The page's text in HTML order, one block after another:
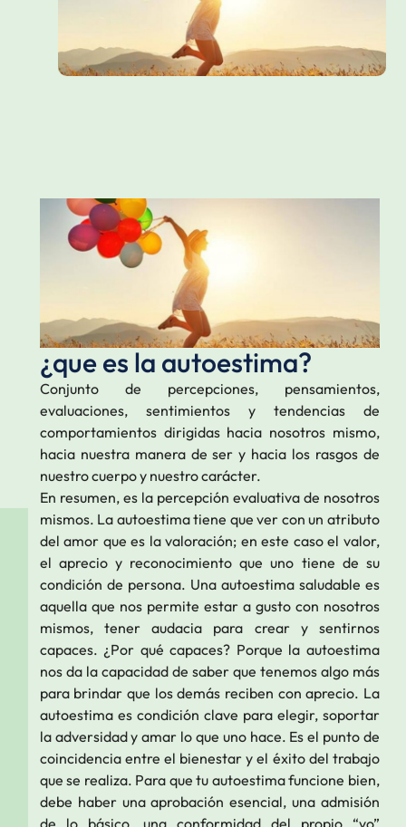
¿que es la autoestima?
Conjunto de percepciones, pensamientos,
evaluaciones, sentimientos y tendencias de
comportamientos dirigidas hacia nosotros mismo,
hacia nuestra manera de ser y hacia los rasgos de
nuestro cuerpo y nuestro carácter.
En resumen, es la percepción evaluativa de nosotros
mismos. La autoestima tiene que ver con un atributo
del amor que es la valoración; en este caso el valor,
el aprecio y reconocimiento que uno tiene de su
condición de persona. Una autoestima saludable es
aquella que nos permite estar a gusto con nosotros
mismos, tener audacia para crear y sentirnos
capaces. ¿Por qué capaces? Porque la autoestima
nos da la capacidad de saber que tenemos algo más
para brindar que los demás reciben con aprecio. La
autoestima es condición clave para elegir, soportar
la adversidad y amar lo que uno hace. Es el punto de
coincidencia entre el bienestar y el éxito del trabajo
que se realiza. Para que tu autoestima funcione bien,
debe haber una aprobación esencial, una admisión
de lo básico, una conformidad del propio “yo”